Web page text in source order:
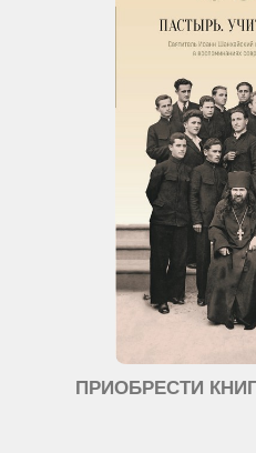
ПРИОБРЕСТИ